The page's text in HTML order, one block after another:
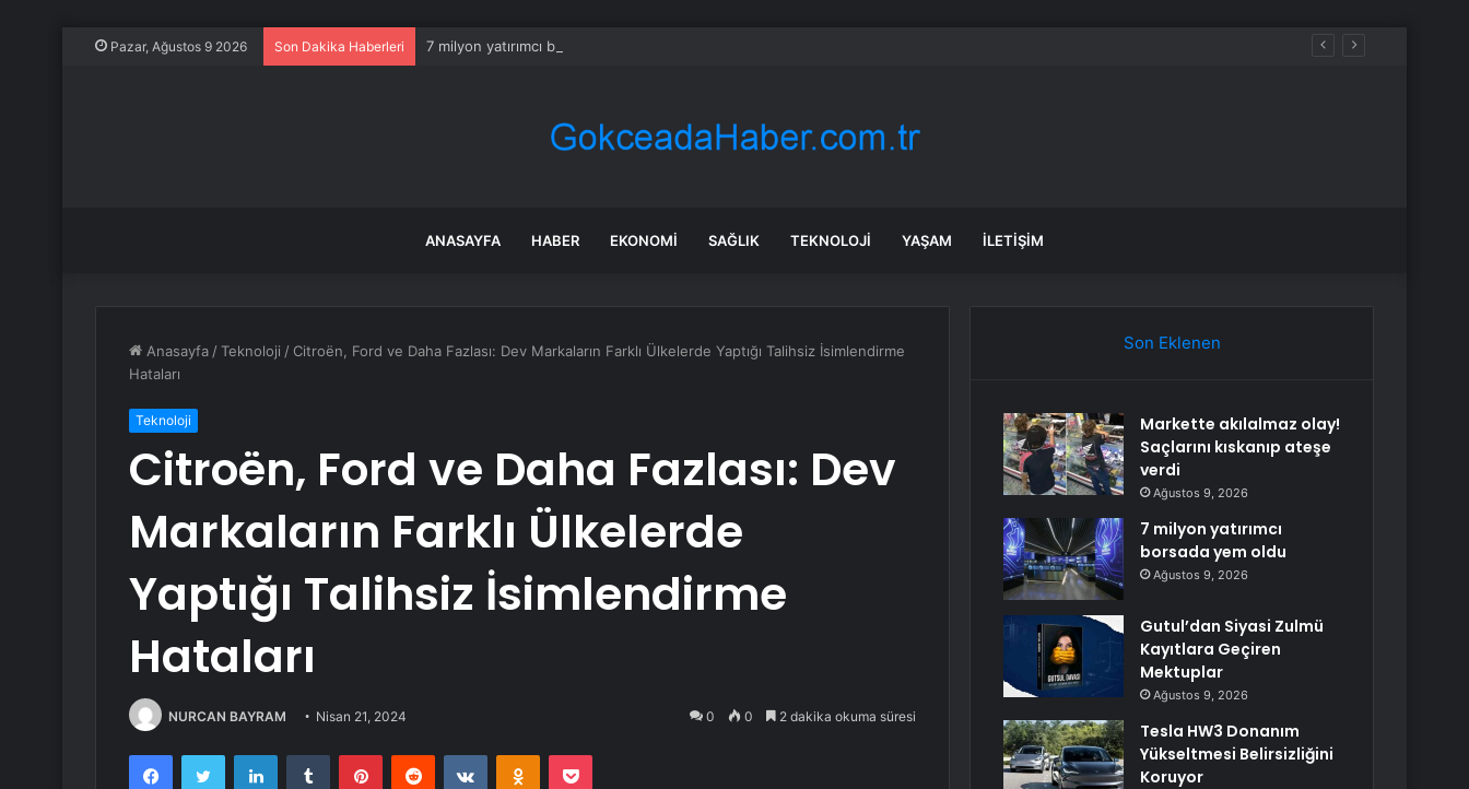
Pazar, Ağustos 9 2026 Son Dakika Haberleri 7 milyon yatırımcı borsada yem oldu
ANASAYFA HABER EKONOMI SAĞLIK TEKNOLOJI YAŞAM İLETIŞIM
Anasayfa /Teknoloji / Citroën, Ford ve Daha Fazlası: Dev Markaların Farklı Ülkelerde Yaptığı Talihsiz İsimlendirme
Hataları
Teknoloji
Citroën, Ford ve Daha Fazlası: Dev
Markaların Farklı Ülkelerde
Yaptığı Talihsiz İsimlendirme
Hataları
NURCAN BAYRAM Nisan 21, 2024 0 0 2 dakika okuma süresi
FacebookTwitter LinkedInTumblr PinterestReddit VKontakteOdnoklassniki
Pocket
Son Eklenen
Markette akılalmaz olay!
Saçlarını kıskanıp ateşe
verdi
Ağustos 9, 2026
7 milyon yatırımcı
borsada yem oldu
Ağustos 9, 2026
Gutul’dan Siyasi Zulmü
Kayıtlara Geçiren
Mektuplar
Ağustos 9, 2026
Tesla HW3 Donanım
Yükseltmesi Belirsizliğini
Koruyor